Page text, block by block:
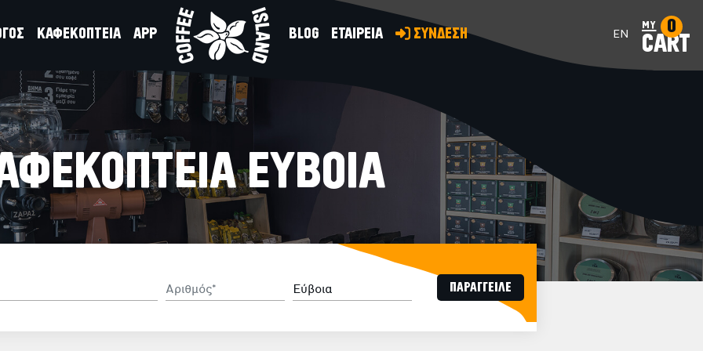
ΚΑΦΕΚΟΠΤΕΙΑ APP BLOG ΕΤΑΙΡΕΙΑ ΣΥΝΔΕΣΗ EN my
CART
0
ΕΥΒΟΙΑ
ΠΑΡΑΓΓΕΙΛΕ